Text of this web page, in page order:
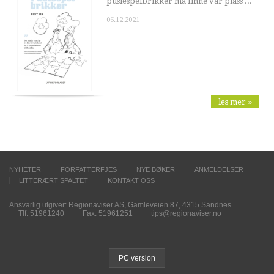
06.12.2021
les mer »
NYHETER FORFATTERFJES NYE BØKER
ANMELDELSER
LITTERÆRT SPALTET
KONTAKT OSS
Ansvarlig utgiver: Regionaviser AS, Gamleveien 87, 4315 Sandnes
Tlf. 51961240
Fax. 51961251 tips@regionaviser.no
PC version